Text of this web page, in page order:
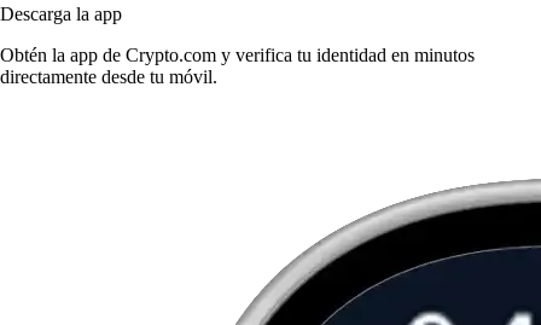
Descarga la app
Obtén la app de Crypto.com y verifica tu identidad en minutos
directamente desde tu móvil.